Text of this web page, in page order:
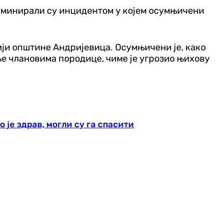
су инцидентом у којем осумњичени
општине Андријевица. Осумњичени је, како
члановима породице, чиме је угрозио њихову
здрав, могли су га спасити